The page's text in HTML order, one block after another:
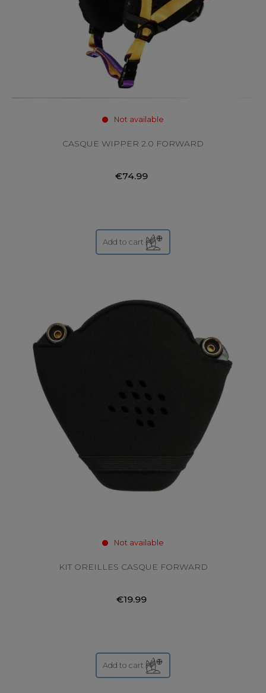
Not available
CASQUE WIPPER 2.0 FORWARD
€74.99
Add to cart
Not available
KIT OREILLES CASQUE FORWARD
€19.99
Add to cart